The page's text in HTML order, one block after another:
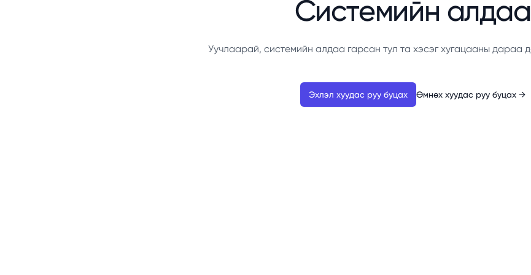
Системийн алдаа
Уучлаарай, системийн алдаа гарсан тул та хэсэг хугацааны дараа
Эхлэл хуудас руу буцах Өмнөх хуудас руу буцах →